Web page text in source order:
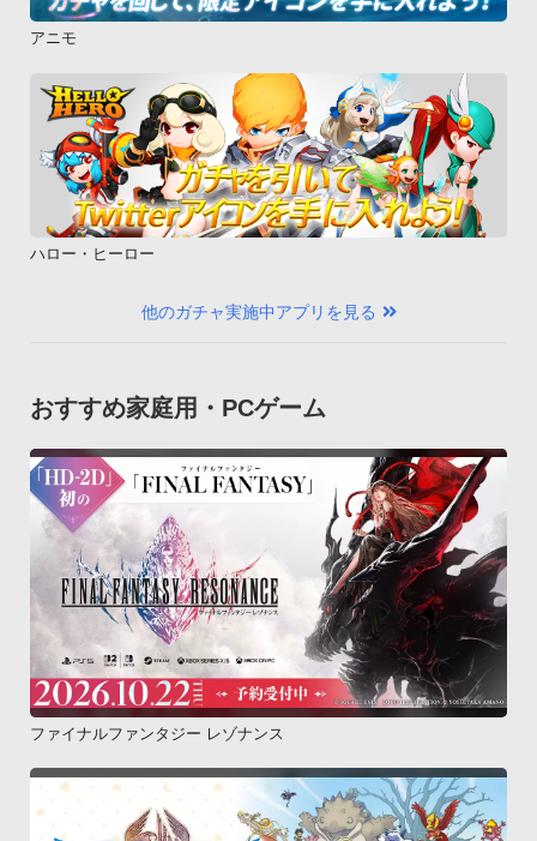
アニモ
ハロー・ヒーロー
他のガチャ実施中アプリを見る
おすすめ家庭用・PCゲーム
ファイナルファンタジー レゾナンス